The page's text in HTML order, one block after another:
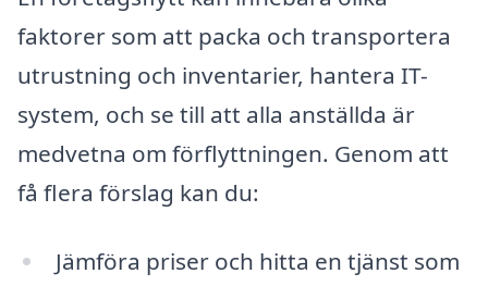
faktorer som att packa och transportera
utrustning och inventarier, hantera IT-
system, och se till att alla anställda är
medvetna om förflyttningen. Genom att
få flera förslag kan du:
Jämföra priser och hitta en tjänst som